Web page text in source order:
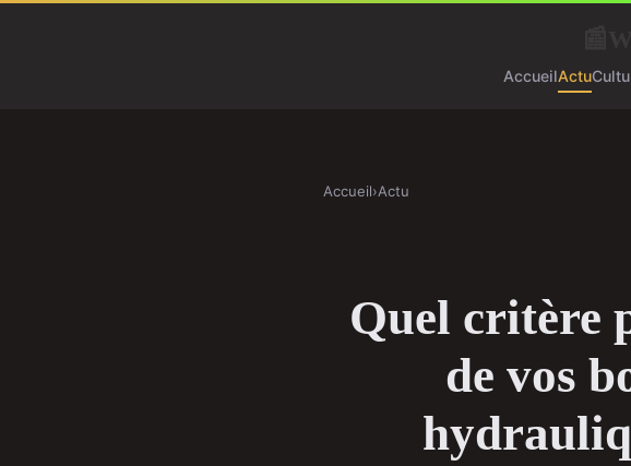
AccueilActu
Accueil›Actu
Quel critère
de vos